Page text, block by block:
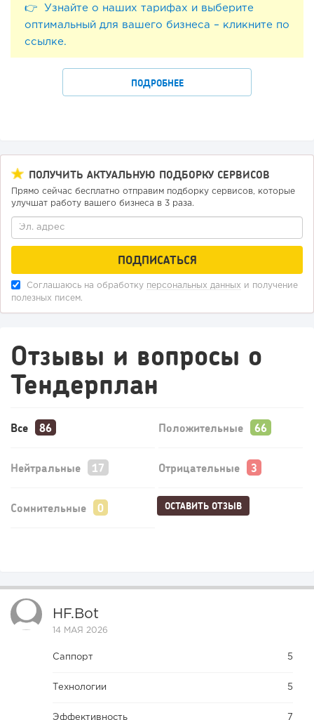
👉 Узнайте о наших тарифах и выберите
оптимальный для вашего бизнеса – кликните по
ссылке.
ПОДРОБНЕЕ
ПОЛУЧИТЬ АКТУАЛЬНУЮ ПОДБОРКУ СЕРВИСОВ
Прямо сейчас бесплатно отправим подборку сервисов, которые
улучшат работу вашего бизнеса в 3 раза.
Соглашаюсь на обработку персональных данных и получение
полезных писем.
Отзывы и вопросы о
Тендерплан
Все Положительные
Нейтральные Отрицательные
Сомнительные ОСТАВИТЬ ОТЗЫВ
HF.bot
14 МАЯ 2026
Саппорт 5
Технологии 5
Эффективность 7